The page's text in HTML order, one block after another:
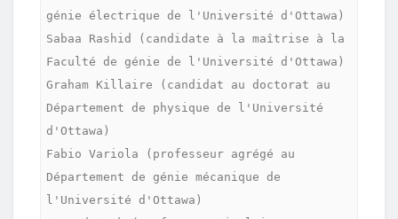
génie électrique de l'Université d'Ottawa)
Sabaa Rashid (candidate à la maîtrise à la
Faculté de génie de l'Université d'Ottawa)
Graham Killaire (candidat au doctorat au
Département de physique de l'Université
d'Ottawa)
Fabio Variola (professeur agrégé au
Département de génie mécanique de
l'Université d'Ottawa)